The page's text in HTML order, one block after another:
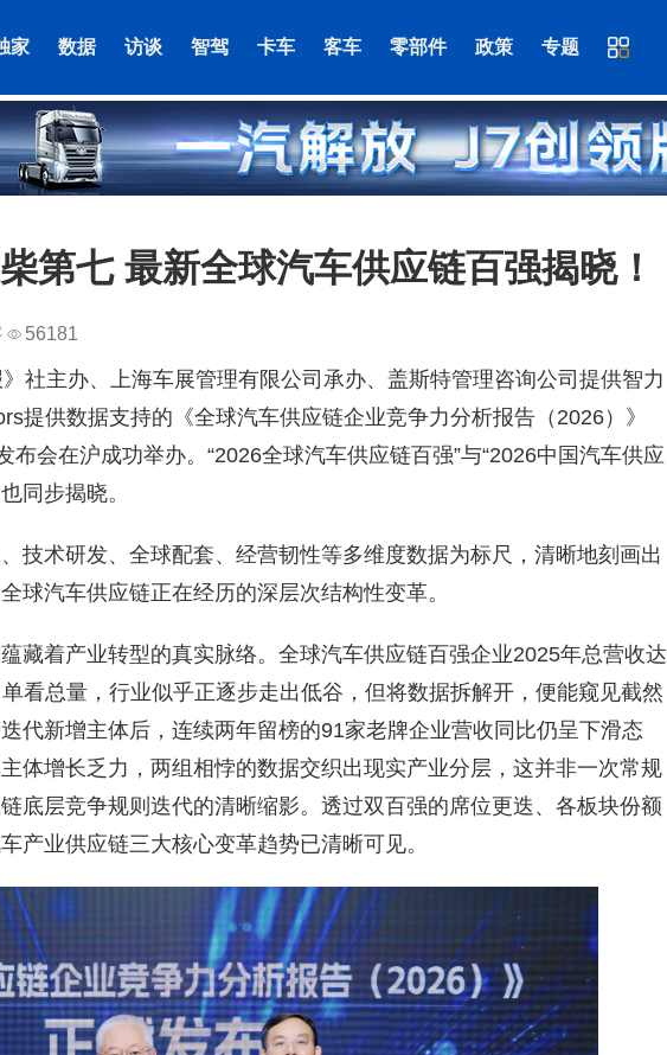
家 数据 访谈 智驾 卡车 客车 零部件 政策 专题
第七 最新全球汽车供应链百强揭晓！
56181
社主办、上海车展管理有限公司承办、盖斯特管理咨询公司提供智力
提供数据支持的《全球汽车供应链企业竞争力分析报告（2026）》
布会在沪成功举办。“2026全球汽车供应链百强”与“2026中国汽车供应
同步揭晓。
技术研发、全球配套、经营韧性等多维度数据为标尺，清晰地刻画出
球汽车供应链正在经历的深层次结构性变革。
藏着产业转型的真实脉络。全球汽车供应链百强企业2025年总营收达
看总量，行业似乎正逐步走出低谷，但将数据拆解开，便能窥见截然
代新增主体后，连续两年留榜的91家老牌企业营收同比仍呈下滑态
体增长乏力，两组相悖的数据交织出现实产业分层，这并非一次常规
底层竞争规则迭代的清晰缩影。透过双百强的席位更迭、各板块份额
产业供应链三大核心变革趋势已清晰可见。